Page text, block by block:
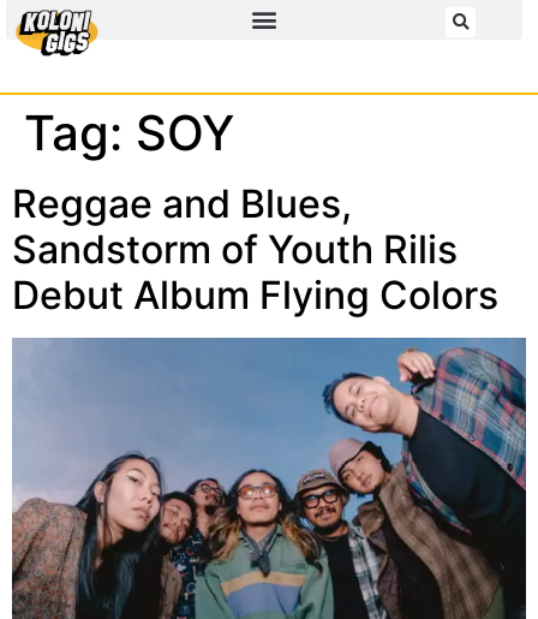
Tag: SOY
Reggae and Blues,
Sandstorm of Youth Rilis
Debut Album Flying Colors